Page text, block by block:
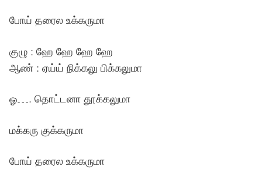
போய் தரைல உக்கருமா
குழு : ஹே ஹே ஹே ஹே
ஆண் : ஏய்ய் நிக்கலு பிக்கலுமா
ஓ…. தொட்டனா தூக்கலுமா
மக்கரு குக்கருமா
போய் தரைல உக்கருமா